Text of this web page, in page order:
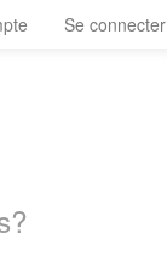
Se connecter